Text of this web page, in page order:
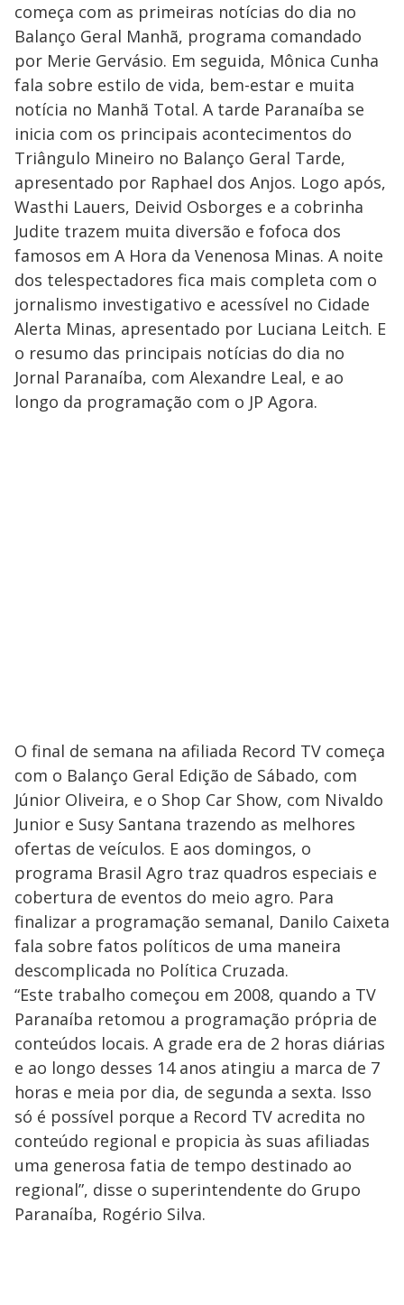
começa com as primeiras notícias do dia no
Balanço Geral Manhã, programa comandado
por Merie Gervásio. Em seguida, Mônica Cunha
fala sobre estilo de vida, bem-estar e muita
notícia no Manhã Total. A tarde Paranaíba se
inicia com os principais acontecimentos do
Triângulo Mineiro no Balanço Geral Tarde,
apresentado por Raphael dos Anjos. Logo após,
Wasthi Lauers, Deivid Osborges e a cobrinha
Judite trazem muita diversão e fofoca dos
famosos em A Hora da Venenosa Minas. A noite
dos telespectadores fica mais completa com o
jornalismo investigativo e acessível no Cidade
Alerta Minas, apresentado por Luciana Leitch. E
o resumo das principais notícias do dia no
Jornal Paranaíba, com Alexandre Leal, e ao
longo da programação com o JP Agora.
O final de semana na afiliada Record TV começa
com o Balanço Geral Edição de Sábado, com
Júnior Oliveira, e o Shop Car Show, com Nivaldo
Junior e Susy Santana trazendo as melhores
ofertas de veículos. E aos domingos, o
programa Brasil Agro traz quadros especiais e
cobertura de eventos do meio agro. Para
finalizar a programação semanal, Danilo Caixeta
fala sobre fatos políticos de uma maneira
descomplicada no Política Cruzada.
“Este trabalho começou em 2008, quando a TV
Paranaíba retomou a programação própria de
conteúdos locais. A grade era de 2 horas diárias
e ao longo desses 14 anos atingiu a marca de 7
horas e meia por dia, de segunda a sexta. Isso
só é possível porque a Record TV acredita no
conteúdo regional e propicia às suas afiliadas
uma generosa fatia de tempo destinado ao
regional”, disse o superintendente do Grupo
Paranaíba, Rogério Silva.